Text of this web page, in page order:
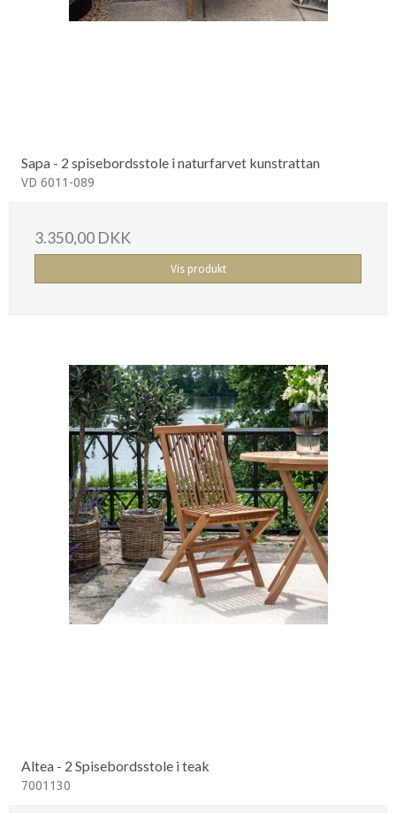
Sapa - 2 spisebordsstole i naturfarvet kunstrattan
VD 6011-089
3.350,00 DKK
Vis produkt
Altea - 2 Spisebordsstole i teak
7001130